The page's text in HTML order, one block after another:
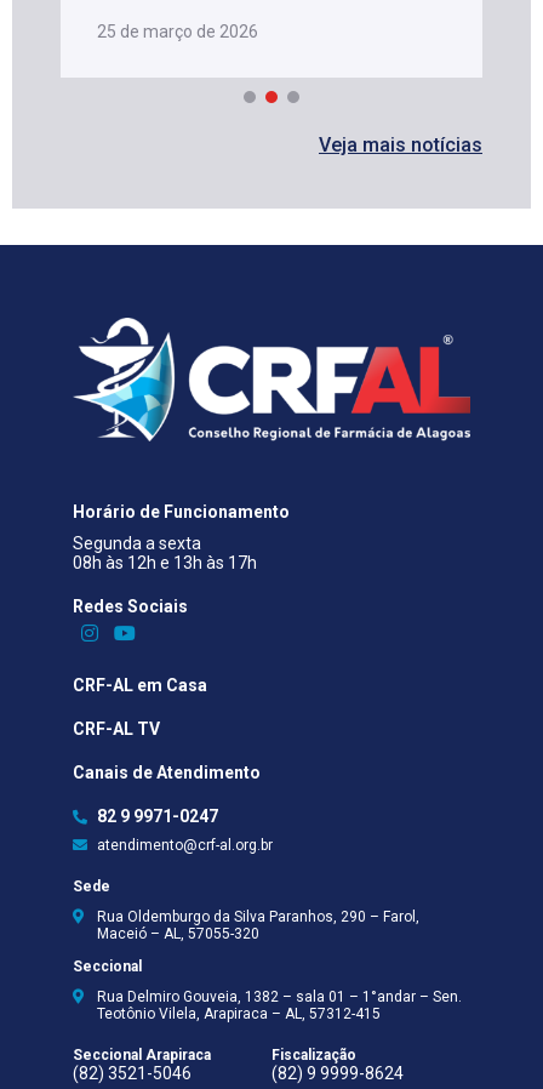
25 de março de 2026
Veja mais notícias
Horário de Funcionamento
Segunda a sexta
08h às 12h e 13h às 17h
Redes Sociais​
CRF-AL em Casa
CRF-AL TV
Canais de Atendimento
82 9 9971-0247
atendimento@crf-al.org.br
Sede
Rua Oldemburgo da Silva Paranhos, 290 – Farol,
Maceió – AL, 57055-320
Seccional
Rua Delmiro Gouveia, 1382 – sala 01 – 1°andar – Sen.
Teotônio Vilela, Arapiraca – AL, 57312-415
Seccional Arapiraca
(82) 3521-5046
Fiscalização
(82) 9 9999-8624